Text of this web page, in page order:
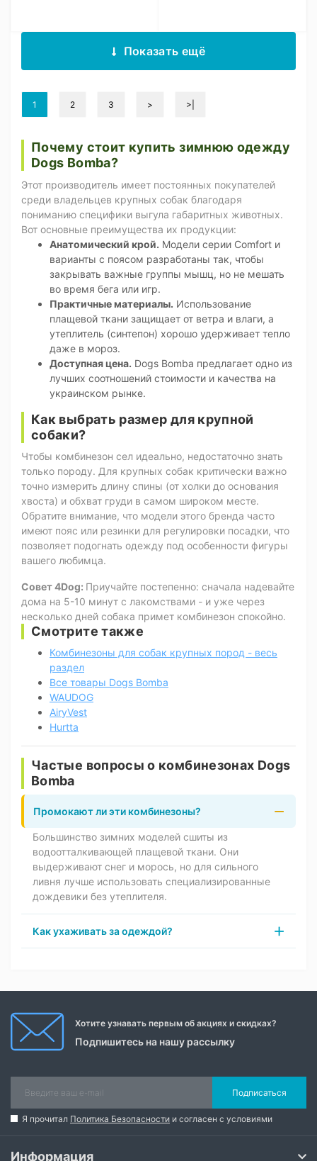
Показать ещё
1 2 3 > >|
Почему стоит купить зимнюю одежду
Dogs Bomba?
Этот производитель имеет постоянных покупателей
среди владельцев крупных собак благодаря
пониманию специфики выгула габаритных животных.
Вот основные преимущества их продукции:
Анатомический крой. Модели серии Comfort и
варианты с поясом разработаны так, чтобы
закрывать важные группы мышц, но не мешать
во время бега или игр.
Практичные материалы. Использование
плащевой ткани защищает от ветра и влаги, а
утеплитель (синтепон) хорошо удерживает тепло
даже в мороз.
Доступная цена. Dogs Bomba предлагает одно из
лучших соотношений стоимости и качества на
украинском рынке.
Как выбрать размер для крупной
собаки?
Чтобы комбинезон сел идеально, недостаточно знать
только породу. Для крупных собак критически важно
точно измерить длину спины (от холки до основания
хвоста) и обхват груди в самом широком месте.
Обратите внимание, что модели этого бренда часто
имеют пояс или резинки для регулировки посадки, что
позволяет подогнать одежду под особенности фигуры
вашего любимца.
Совет 4Dog: Приучайте постепенно: сначала надевайте
дома на 5-10 минут с лакомствами - и уже через
несколько дней собака примет комбинезон спокойно.
Смотрите также
Комбинезоны для собак крупных пород - весь
раздел
Все товары Dogs Bomba
WAUDOG
AiryVest
Hurtta
Частые вопросы о комбинезонах Dogs
Bomba
Промокают ли эти комбинезоны?
Большинство зимних моделей сшиты из
водоотталкивающей плащевой ткани. Они
выдерживают снег и морось, но для сильного
ливня лучше использовать специализированные
дождевики без утеплителя.
Как ухаживать за одеждой?
Хотите узнавать первым об акциях и скидках?
Подпишитесь на нашу рассылку
Подписаться
Я прочитал Политика Безопасности и согласен с условиями
Информация